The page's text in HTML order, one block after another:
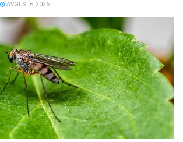
AVGUST 6, 2026